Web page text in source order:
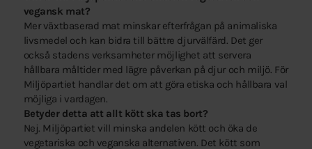
vegansk mat?
Mer växtbaserad mat minskar efterfrågan på animaliska
livsmedel och kan bidra till bättre djurvälfärd. Det ger
också stadens verksamheter möjlighet att servera
hållbara måltider med lägre påverkan på djur och miljö. För
Miljöpartiet handlar det om att göra etiska och hållbara val
möjliga i vardagen.
Betyder detta att allt kött ska tas bort?
Nej. Miljöpartiet vill minska andelen kött och öka de
vegetariska och veganska alternativen. Det kött som